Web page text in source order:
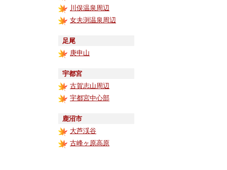
川俣温泉周辺
女夫渕温泉周辺
足尾
庚申山
宇都宮
古賀志山周辺
宇都宮中心部
鹿沼市
大芦渓谷
古峰ヶ原高原